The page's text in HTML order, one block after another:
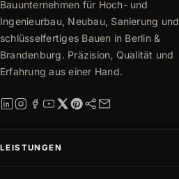
Bauunternehmen für Hoch- und
Ingenieurbau, Neubau, Sanierung und
schlüsselfertiges Bauen in Berlin &
Brandenburg. Präzision, Qualität und
Erfahrung aus einer Hand.
LEISTUNGEN